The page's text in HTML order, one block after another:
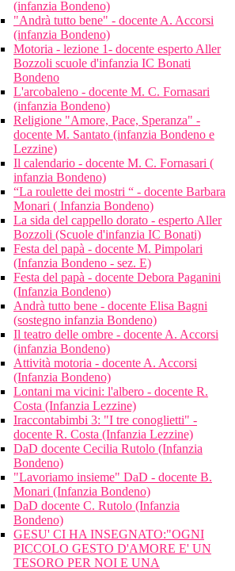
(infanzia Bondeno)
"Andrà tutto bene" - docente A. Accorsi
(infanzia Bondeno)
Motoria - lezione 1- docente esperto Aller
Bozzoli scuole d'infanzia IC Bonati
Bondeno
L'arcobaleno - docente M. C. Fornasari
(infanzia Bondeno)
Religione "Amore, Pace, Speranza" -
docente M. Santato (infanzia Bondeno e
Lezzine)
Il calendario - docente M. C. Fornasari (
infanzia Bondeno)
“La roulette dei mostri “ - docente Barbara
Monari ( Infanzia Bondeno)
La sida del cappello dorato - esperto Aller
Bozzoli (Scuole d'infanzia IC Bonati)
Festa del papà - docente M. Pimpolari
(Infanzia Bondeno - sez. E)
Festa del papà - docente Debora Paganini
(Infanzia Bondeno)
Andrà tutto bene - docente Elisa Bagni
(sostegno infanzia Bondeno)
Il teatro delle ombre - docente A. Accorsi
(infanzia Bondeno)
Attività motoria - docente A. Accorsi
(Infanzia Bondeno)
Lontani ma vicini: l'albero - docente R.
Costa (Infanzia Lezzine)
Iraccontabimbi 3: "I tre conoglietti" -
docente R. Costa (Infanzia Lezzine)
DaD docente Cecilia Rutolo (Infanzia
Bondeno)
"Lavoriamo insieme" DaD - docente B.
Monari (Infanzia Bondeno)
DaD docente C. Rutolo (Infanzia
Bondeno)
GESU' CI HA INSEGNATO:"OGNI
PICCOLO GESTO D'AMORE E' UN
TESORO PER NOI E UNA